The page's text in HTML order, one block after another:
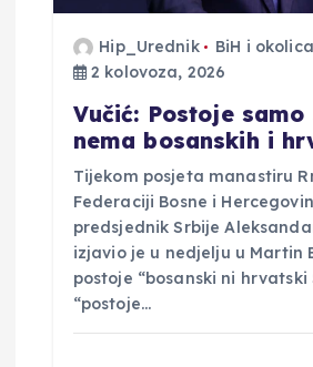
Hip_Urednik
BiH i okolica
2 kolovoza, 2026
Vučić: Postoje samo
nema bosanskih i
Tijekom posjeta manastiru
Federaciji Bosne i
predsjednik Srbije
izjavio je u nedjelju u Martin
postoje “bosanski ni hrvatski
“postoje…